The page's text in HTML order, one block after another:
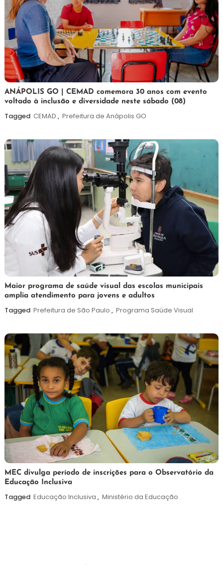
7
de
agosto
Maurilio
ANÁPOLIS GO | CEMAD comemora 30 anos com evento
voltado à inclusão e diversidade neste sábado (08)
Tagged CEMAD , Prefeitura de Anápolis GO
7
de
agosto
Maurilio
Maior programa de saúde visual das escolas municipais
amplia atendimento para jovens e adultos
Tagged Prefeitura de São Paulo , Programa Saúde Visual
7
de
agosto
Maurilio
MEC divulga período de inscrições para o Observatório da
Educação Inclusiva
Tagged Educação Inclusiva , Ministério da Educação